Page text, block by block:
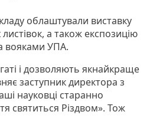
облаштували виставку
а також експозицію
вояками УПА.
і дозволяють якнайкраще
заступник директора з
науковці старанно
святиться Різдвом». Тож